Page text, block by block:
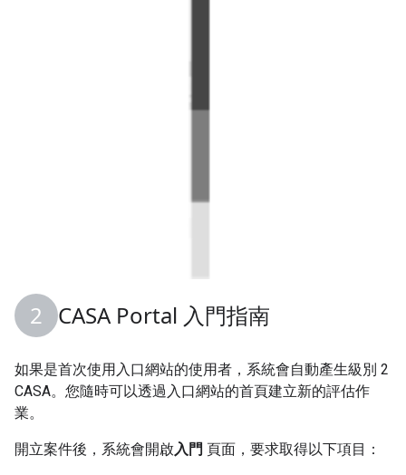
CASA Portal 入門指南
如果是首次使用入口網站的使用者，系統會自動產生級別 2
CASA。您隨時可以透過入口網站的首頁建立新的評估作
業。
開立案件後，系統會開啟入門 頁面，要求取得以下項目：